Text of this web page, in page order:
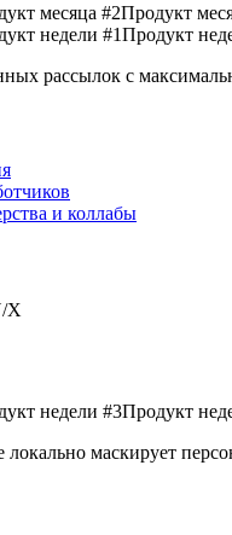
Продукт
Продукт
рассылок с
и коллабы
Продукт
локально маскирует